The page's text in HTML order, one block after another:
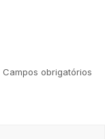
Campos obrigatórios